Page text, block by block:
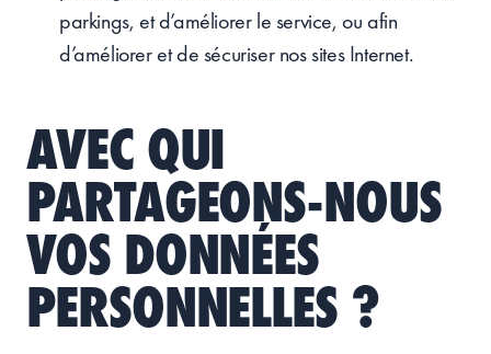
parkings, et d’améliorer le service, ou afin
d’améliorer et de sécuriser nos sites Internet.
AVEC QUI
PARTAGEONS-NOUS
VOS DONNÉES
PERSONNELLES ?